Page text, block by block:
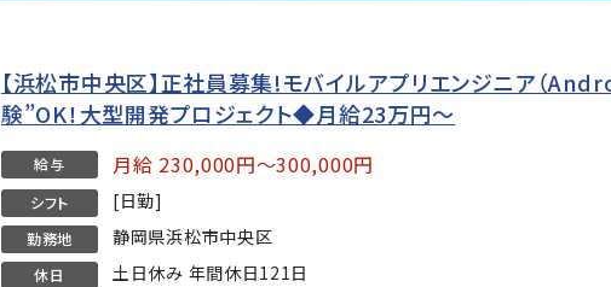
【浜松市中央区】正社員募集!モバイルアプリエンジニア（
験”OK！大型開発プロジェクト◆月給23万円～
給与 月給 230,000円～300,000円
シフト [日勤]
勤務地 静岡県浜松市中央区
休日 土日休み 年間休日121日